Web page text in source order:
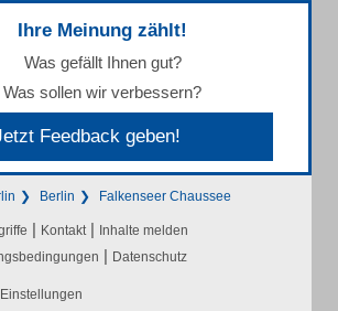
Ihre Meinung zählt!
Was gefällt Ihnen gut?
Was sollen wir verbessern?
Feedback geben!
Berlin Falkenseer Chaussee
| Kontakt | Inhalte melden
| Datenschutz